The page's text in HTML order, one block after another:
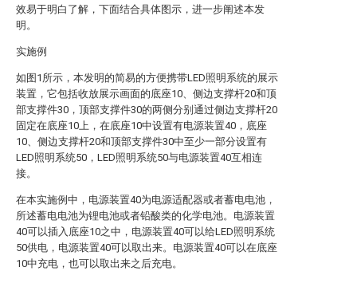
效易于明白了解，下面结合具体图示，进一步阐述本发
明。
实施例
如图1所示，本发明的简易的方便携带LED照明系统的展示
装置，它包括收放展示画面的底座10、侧边支撑杆20和顶
部支撑件30，顶部支撑件30的两侧分别通过侧边支撑杆20
固定在底座10上，在底座10中设置有电源装置40，底座
10、侧边支撑杆20和顶部支撑件30中至少一部分设置有
LED照明系统50，LED照明系统50与电源装置40互相连
接。
在本实施例中，电源装置40为电源适配器或者蓄电电池，
所述蓄电电池为锂电池或者铅酸类的化学电池。电源装置
40可以插入底座10之中，电源装置40可以给LED照明系统
50供电，电源装置40可以取出来。电源装置40可以在底座
10中充电，也可以取出来之后充电。